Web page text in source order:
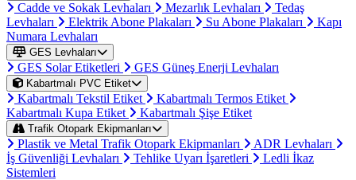
Cadde ve Sokak Levhaları Mezarlık Levhaları
Tedaş
Levhaları
Elektrik Abone Plakaları Su Abone Plakaları
Kapı
Numara Levhaları
GES Levhaları
GES Solar Etiketleri GES Güneş Enerji Levhaları
Kabartmalı PVC Etiket
Kabartmalı Tekstil Etiket
Kabartmalı Termos Etiket
Kabartmalı Kupa Etiket
Kabartmalı Şişe Etiket
Trafik Otopark Ekipmanları
Plastik ve Metal Trafik Otopark Ekipmanları
ADR Levhaları
İş Güvenliği Levhaları
Tehlike Uyarı İşaretleri
Ledli İkaz
Sistemleri